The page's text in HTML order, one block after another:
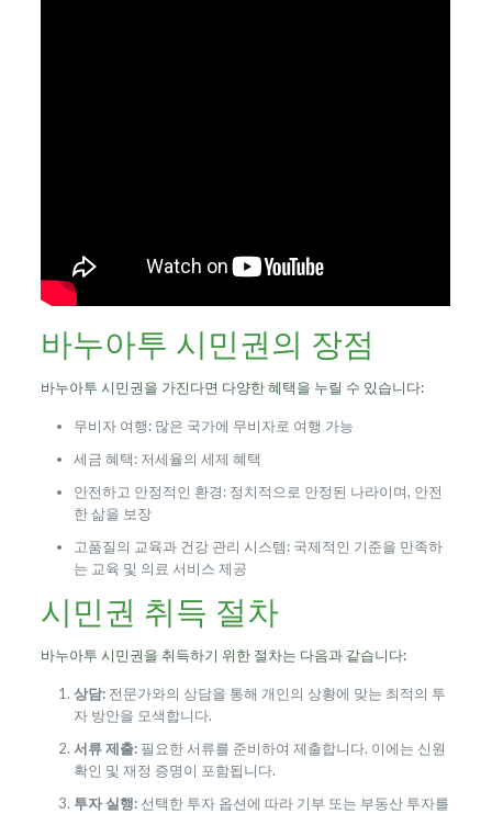
바누아투 시민권의 장점
바누아투 시민권을 가진다면 다양한 혜택을 누릴 수 있습니다:
무비자 여행: 많은 국가에 무비자로 여행 가능
세금 혜택: 저세율의 세제 혜택
안전하고 안정적인 환경: 정치적으로 안정된 나라이며, 안전
한 삶을 보장
고품질의 교육과 건강 관리 시스템: 국제적인 기준을 만족하
는 교육 및 의료 서비스 제공
시민권 취득 절차
바누아투 시민권을 취득하기 위한 절차는 다음과 같습니다:
상담: 전문가와의 상담을 통해 개인의 상황에 맞는 최적의 투
자 방안을 모색합니다.
서류 제출: 필요한 서류를 준비하여 제출합니다. 이에는 신원
확인 및 재정 증명이 포함됩니다.
투자 실행: 선택한 투자 옵션에 따라 기부 또는 부동산 투자를